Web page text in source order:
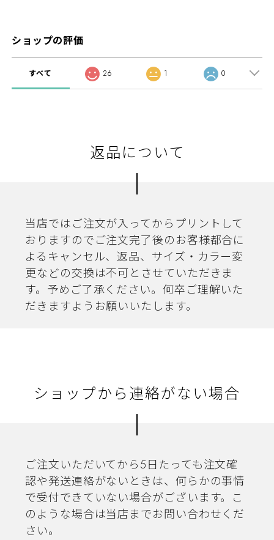
ショップの評価
すべて 26 1 0
返品について
当店ではご注文が入ってからプリントして
おりますのでご注文完了後のお客様都合に
よるキャンセル、返品、サイズ・カラー変
更などの交換は不可とさせていただきま
す。予めご了承ください。何卒ご理解いた
だきますようお願いいたします。
ショップから連絡がない場合
ご注文いただいてから5日たっても注文確
認や発送連絡がないときは、何らかの事情
で受付できていない場合がございます。こ
のような場合は当店までお問い合わせくだ
さい。